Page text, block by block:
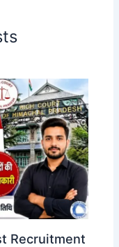
Recruitment